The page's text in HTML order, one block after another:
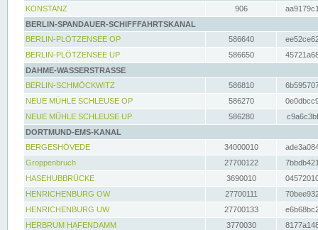
KONSTANZ
906
BERLIN-SPANDAUER-SCHIFFFAHRTSKANAL
BERLIN-PLÖTZENSEE OP
586640
BERLIN-PLÖTZENSEE UP
586650
DAHME-WASSERSTRASSE
BERLIN-SCHMÖCKWITZ
586810
NEUE MÜHLE SCHLEUSE OP
586270
NEUE MÜHLE SCHLEUSE UP
586280
DORTMUND-EMS-KANAL
BERGESHÖVEDE
34000010
Groppenbruch
27700122
HASEHUBBRÜCKE
3690010
HENRICHENBURG OW
27700111
HENRICHENBURG UW
27700133
HERBRUM HAFENDAMM
3770030